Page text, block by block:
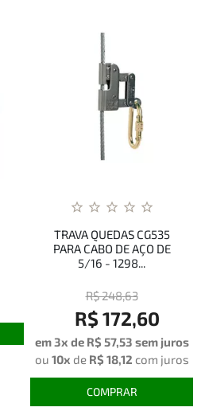
TRAVA QUEDAS CG535
PARA CABO DE AÇO DE
5/16 - 1298...
R$ 248,63
R$ 172,60
em 3x de R$ 57,53 sem juros
ou 10x de R$ 18,12 com juros
COMPRAR